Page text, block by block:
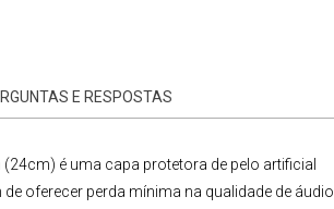
E RESPOSTAS
(24cm) é uma capa protetora de pelo artificial
oferecer perda mínima na qualidade de áudio,